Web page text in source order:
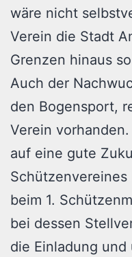
wäre nicht
Verein die Stadt
Grenzen hinaus
Auch der
den Bogensport,
Verein
auf eine gute
beim 1.
bei dessen
die Einladung